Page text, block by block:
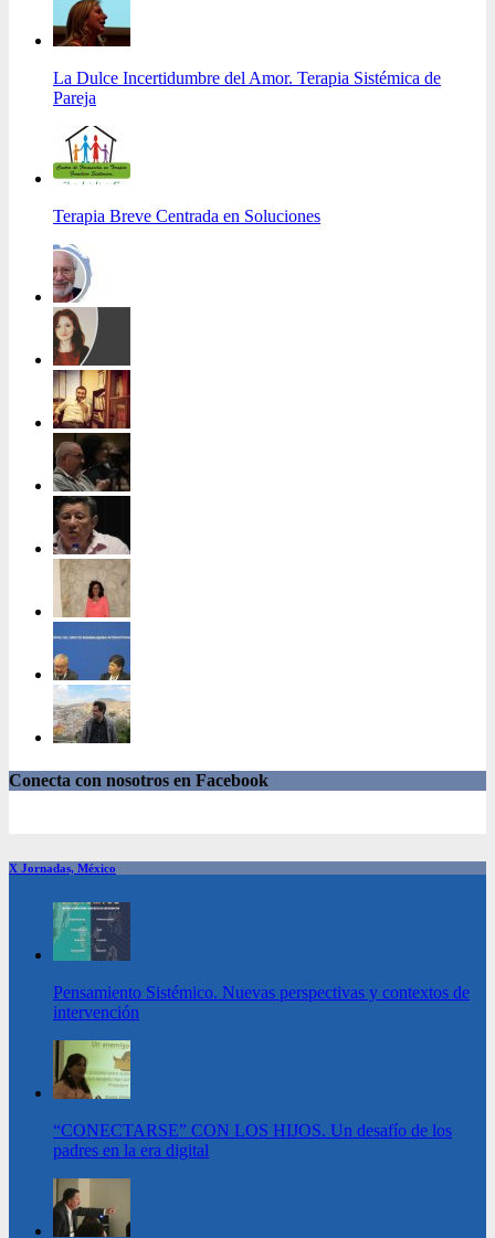
La Dulce Incertidumbre del Amor. Terapia Sistémica de
Pareja
Terapia Breve Centrada en Soluciones
Conecta con nosotros en Facebook
X Jornadas, México
Pensamiento Sistémico. Nuevas perspectivas y contextos de
intervención
“CONECTARSE” CON LOS HIJOS. Un desafío de los
padres en la era digital